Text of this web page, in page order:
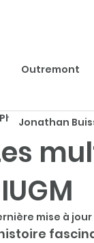
Outremont
Jonathan
mise à jour